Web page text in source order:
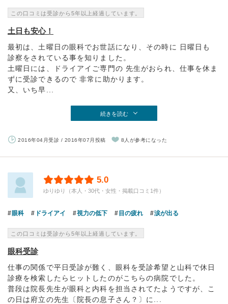
この口コミは受診から5年以上経過しています。
土日も安心！
最初は、土曜日の眼科でお世話になり、その時に 日曜日も
診察をされている事を知りました。
土曜日には、ドライアイご専門の 先生がおられ、仕事を休ま
ずに受診できるので 非常に助かります。
又、いち早...
続きを読む
2016年04月受診 / 2016年07月投稿 8人が参考になった
5.0
ゆりゆり（本人・30代・女性・掲載口コミ1件）
眼科 ドライアイ 視力の低下 目の疲れ 涙が出る
この口コミは受診から5年以上経過しています。
眼科受診
仕事の関係で平日受診が難く、眼科を受診希望と山科で休日
診療を検索したらヒットしたのがこちらの病院でした。
普段は院長先生が眼科と内科を担当されてたようですが、こ
の日は府立の先生〔院長の息子さん？〕に...